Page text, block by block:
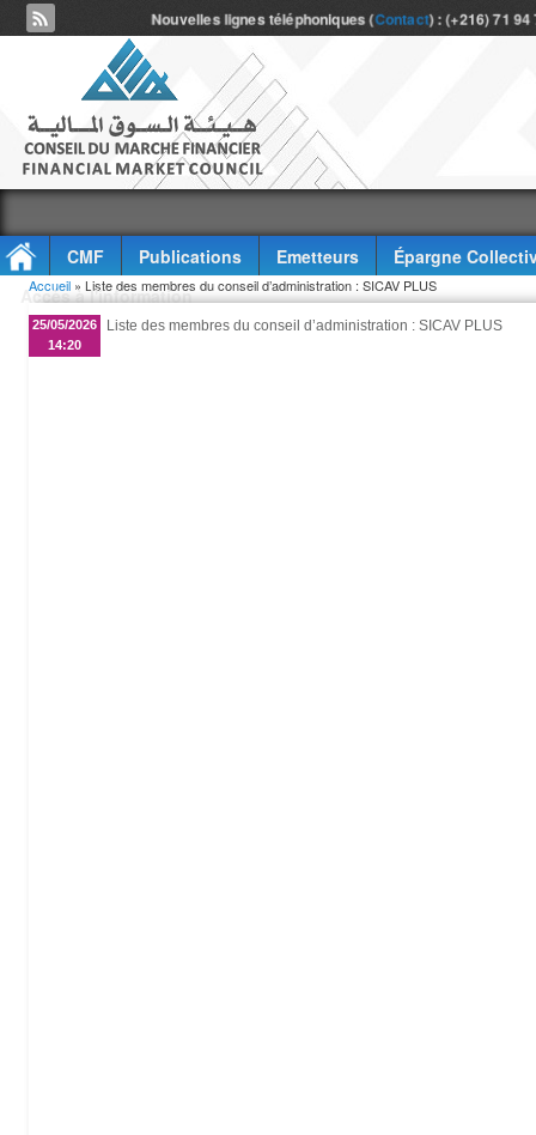
Nouvelles lignes téléphoniques (Contact) : (+216) 71
CMF Publications Emetteurs
Épargne
Accès à l'information
Vous êtes ici
Accueil » Liste des membres du conseil d’administration : SICAV PLUS
25/05/2026
14:20
Liste des membres du conseil d’administration : SICAV PLUS